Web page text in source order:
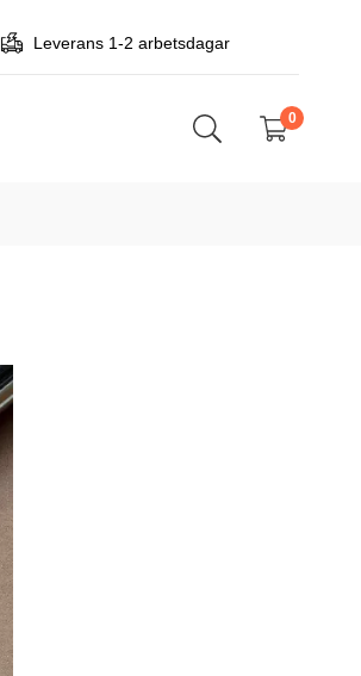
Leverans 1-2 arbetsdagar
0